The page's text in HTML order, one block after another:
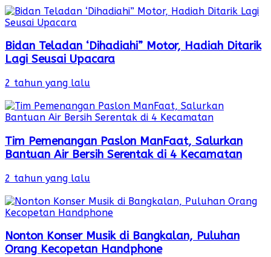
Bidan Teladan ‘Dihadiahi” Motor, Hadiah Ditarik
Lagi Seusai Upacara
2 tahun yang lalu
Tim Pemenangan Paslon ManFaat, Salurkan
Bantuan Air Bersih Serentak di 4 Kecamatan
2 tahun yang lalu
Nonton Konser Musik di Bangkalan, Puluhan
Orang Kecopetan Handphone